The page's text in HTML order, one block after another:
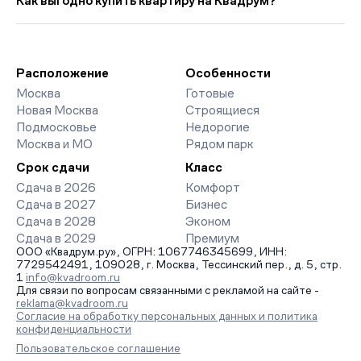
доступны отзывы жильцов о качестве строительства,
интерактивный генплан корпусов, сроки сдачи, особенности
организует просмотр и поможет одобрить ипотеку по
минимальной ставке. Чтобы зафиксировать цену, оставьте
заявку на обратный звонок.
Расположение
Москва
Новая Москва
Подмосковье
Москва и МО
Особенности
Готовые
Строящиеся
Недорогие
Рядом парк
Срок сдачи
Сдача в 2026
Сдача в 2027
Сдача в 2028
Сдача в 2029
Класс
Комфорт
Бизнес
Эконом
Премиум
ООО «Квадрум.ру», ОГРН: 1067746345699, ИНН:
7729542491, 109028, г. Москва, Тессинский пер., д. 5, стр.
1 info@kvadroom.ru
Для связи по вопросам связанными с рекламой на сайте -
reklama@kvadroom.ru
Согласие на обработку персональных данных и политика
конфиденциальности
Пользовательское соглашение